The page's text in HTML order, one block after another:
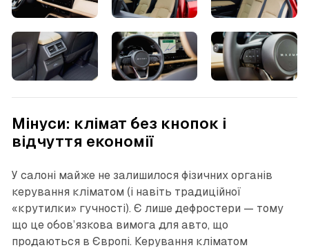
Мінуси: клімат без кнопок і
відчуття економії
У салоні майже не залишилося фізичних органів
керування кліматом (і навіть традиційної
«крутилки» гучності). Є лише дефростери — тому
що це обов’язкова вимога для авто, що
продаються в Європі. Керування кліматом